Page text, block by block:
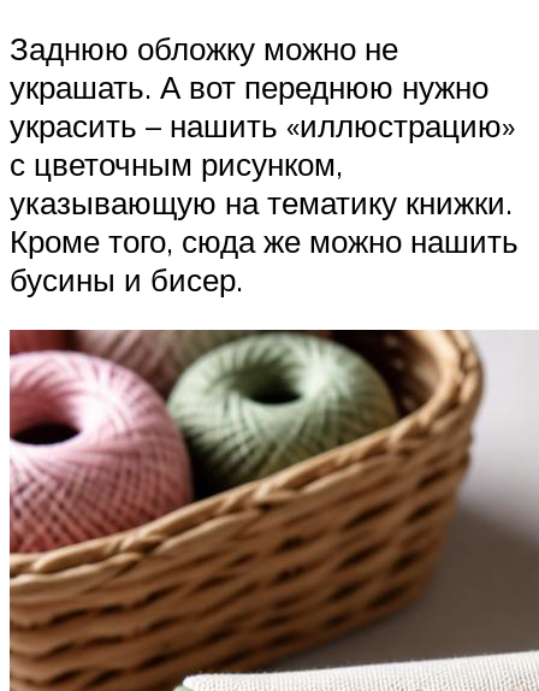
Заднюю обложку можно не
украшать. А вот переднюю нужно
украсить – нашить «иллюстрацию»
с цветочным рисунком,
указывающую на тематику книжки.
Кроме того, сюда же можно нашить
бусины и бисер.